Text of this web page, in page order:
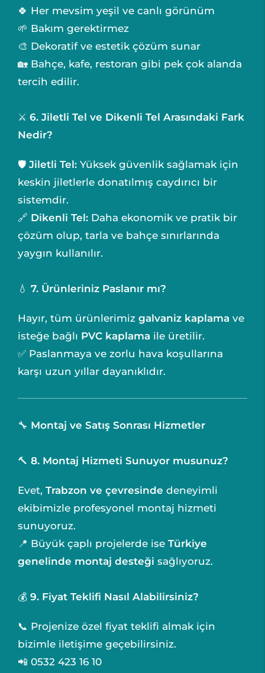
🍀 Her mevsim yeşil ve canlı görünüm
🌱 Bakım gerektirmez
🎨 Dekoratif ve estetik çözüm sunar
🏡 Bahçe, kafe, restoran gibi pek çok alanda
tercih edilir.
⚔️ 6. Jiletli Tel ve Dikenli Tel Arasındaki Fark
Nedir?
🛡️ Jiletli Tel: Yüksek güvenlik sağlamak için
keskin jiletlerle donatılmış caydırıcı bir
sistemdir.
🔗 Dikenli Tel: Daha ekonomik ve pratik bir
çözüm olup, tarla ve bahçe sınırlarında
yaygın kullanılır.
💧 7. Ürünleriniz Paslanır mı?
Hayır, tüm ürünlerimiz galvaniz kaplama ve
isteğe bağlı PVC kaplama ile üretilir.
✅ Paslanmaya ve zorlu hava koşullarına
karşı uzun yıllar dayanıklıdır.
🔧 Montaj ve Satış Sonrası Hizmetler
🔨 8. Montaj Hizmeti Sunuyor musunuz?
Evet, Trabzon ve çevresinde deneyimli
ekibimizle profesyonel montaj hizmeti
sunuyoruz.
📍 Büyük çaplı projelerde ise Türkiye
genelinde montaj desteği sağlıyoruz.
💰 9. Fiyat Teklifi Nasıl Alabilirsiniz?
📞 Projenize özel fiyat teklifi almak için
bizimle iletişime geçebilirsiniz.
📲 0532 423 16 10